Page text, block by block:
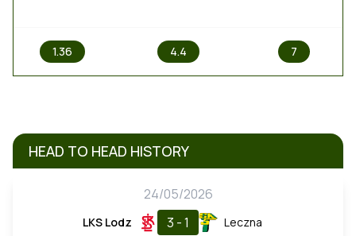
1.36 4.4 7
HEAD TO HEAD HISTORY
24/05/2026
LKS Lodz 3 - 1 Leczna